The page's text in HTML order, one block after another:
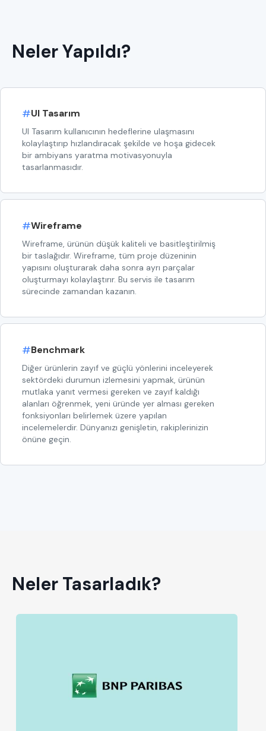
Neler Yapıldı?
#UI Tasarım
UI Tasarım kullanıcının hedeflerine ulaşmasını
kolaylaştırıp hızlandıracak şekilde ve hoşa gidecek
bir ambiyans yaratma motivasyonuyla
tasarlanmasıdır.
#Wireframe
Wireframe, ürünün düşük kaliteli ve basitleştirilmiş
bir taslağıdır. Wireframe, tüm proje düzeninin
yapısını oluşturarak daha sonra ayrı parçalar
oluşturmayı kolaylaştırır. Bu servis ile tasarım
sürecinde zamandan kazanın.
#Benchmark
Diğer ürünlerin zayıf ve güçlü yönlerini inceleyerek
sektördeki durumun izlemesini yapmak, ürünün
mutlaka yanıt vermesi gereken ve zayıf kaldığı
alanları öğrenmek, yeni üründe yer alması gereken
fonksiyonları belirlemek üzere yapılan
incelemelerdir. Dünyanızı genişletin, rakiplerinizin
önüne geçin.
Neler Tasarladık?